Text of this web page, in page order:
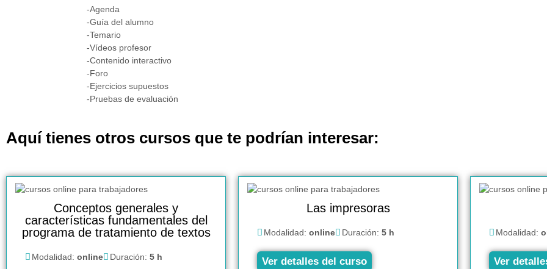
-Agenda
-Guía del alumno
-Temario
-Vídeos profesor
-Contenido interactivo
-Foro
-Ejercicios supuestos
-Pruebas de evaluación
Aquí tienes otros cursos que te podrían interesar:
Conceptos generales y
características fundamentales del
programa de tratamiento de textos
Modalidad: online Duración: 5 h
Las impresoras
Modalidad: online Duración: 5 h
Ver detalles del curso
Modalidad:
Ver